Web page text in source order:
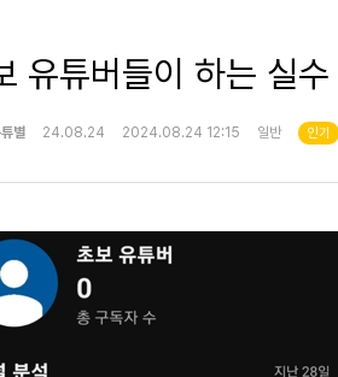
유튜버들이 하는 실
별 24.08.24 2024.08.24 12:15 일반 인기